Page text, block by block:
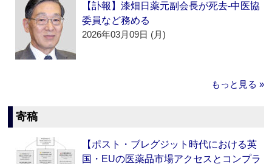
【訃報】漆畑日薬元副会長が死去‐中医協
委員など務める
2026年03月09日 (月)
もっと見る »
寄稿
【ポスト・ブレグジット時代における英
国・EUの医薬品市場アクセスとコンプラ